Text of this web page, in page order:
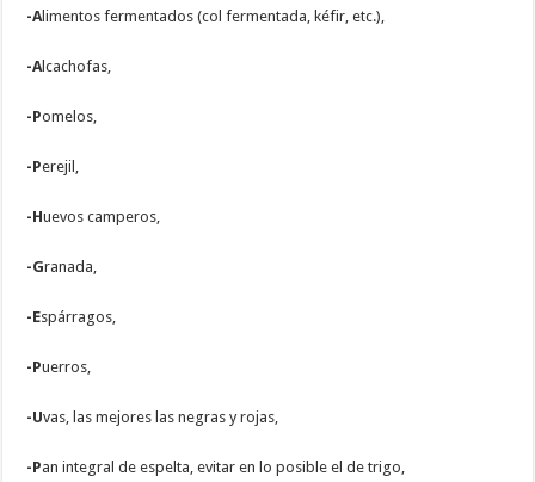
-Alimentos fermentados (col fermentada, kéfir, etc.),
-Alcachofas,
-Pomelos,
-Perejil,
-Huevos camperos,
-Granada,
-Espárragos,
-Puerros,
-Uvas, las mejores las negras y rojas,
-Pan integral de espelta, evitar en lo posible el de trigo,